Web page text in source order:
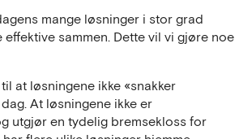
mange løsninger i stor grad
sammen. Dette vil vi gjøre noe
at løsningene ikke «snakker
At løsningene ikke er
utgjør en tydelig bremsekloss for